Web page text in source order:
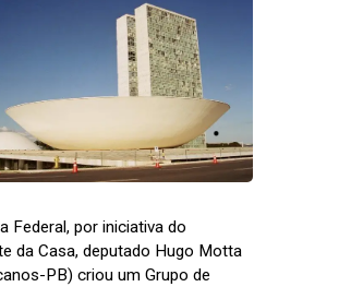
Federal, por iniciativa do
da Casa, deputado Hugo Motta
PB) criou um Grupo de